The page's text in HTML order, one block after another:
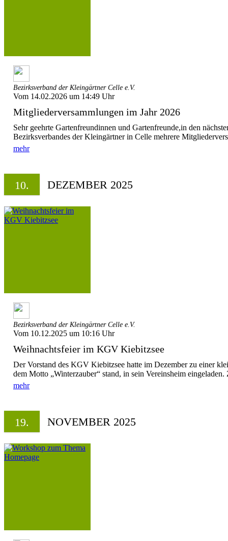
Bezirksverband der Kleingärtner Celle e.V.
Vom 14.02.2026 um 14:49 Uhr
Mitgliederversammlungen im Jahr 2026
Sehr geehrte Gartenfreundinnen und Gartenfreunde,in den
Bezirksverbandes der Kleingärtner in Celle mehrere
mehr
10. DEZEMBER 2025
Bezirksverband der Kleingärtner Celle e.V.
Vom 10.12.2025 um 10:16 Uhr
Weihnachtsfeier im KGV Kiebitzsee
Der Vorstand des KGV Kiebitzsee hatte im Dezember zu einer
dem Motto „Winterzauber“ stand, in sein Vereinsheim eingeladen.
mehr
19. NOVEMBER 2025